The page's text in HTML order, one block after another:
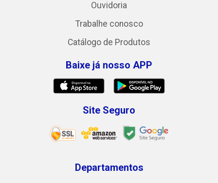
Ouvidoria
Trabalhe conosco
Catálogo de Produtos
Baixe já nosso APP
Site Seguro
Departamentos